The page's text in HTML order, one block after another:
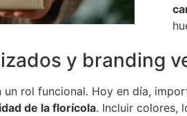
y branding
un rol funcional. Hoy en día,
de la florícola. Incluir colores,